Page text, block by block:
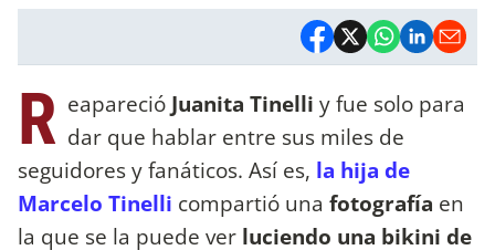
R eapareció Juanita Tinelli y fue solo para
dar que hablar entre sus miles de
seguidores y fanáticos. Así es, la hija de
Marcelo Tinelli compartió una fotografía en
la que se la puede ver luciendo una bikini de